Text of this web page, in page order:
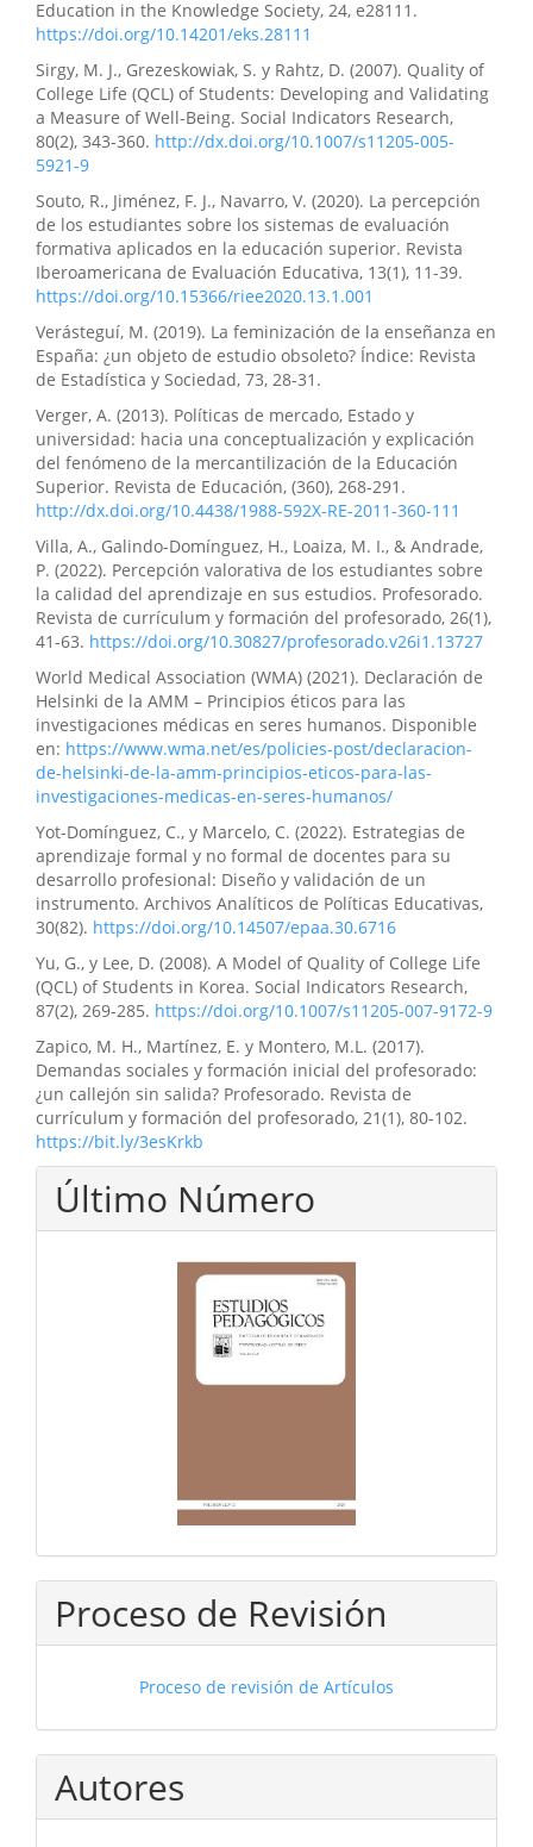
Education in the Knowledge Society, 24, e28111.
https://doi.org/10.14201/eks.28111
Sirgy, M. J., Grezeskowiak, S. y Rahtz, D. (2007). Quality of
College Life (QCL) of Students: Developing and Validating
a Measure of Well-Being. Social Indicators Research,
80(2), 343-360. http://dx.doi.org/10.1007/s11205-005-
5921-9
Souto, R., Jiménez, F. J., Navarro, V. (2020). La percepción
de los estudiantes sobre los sistemas de evaluación
formativa aplicados en la educación superior. Revista
Iberoamericana de Evaluación Educativa, 13(1), 11-39.
https://doi.org/10.15366/riee2020.13.1.001
Verásteguí, M. (2019). La feminización de la enseñanza en
España: ¿un objeto de estudio obsoleto? Índice: Revista
de Estadística y Sociedad, 73, 28-31.
Verger, A. (2013). Políticas de mercado, Estado y
universidad: hacia una conceptualización y explicación
del fenómeno de la mercantilización de la Educación
Superior. Revista de Educación, (360), 268-291.
http://dx.doi.org/10.4438/1988-592X-RE-2011-360-111
Villa, A., Galindo-Domínguez, H., Loaiza, M. I., & Andrade,
P. (2022). Percepción valorativa de los estudiantes sobre
la calidad del aprendizaje en sus estudios. Profesorado.
Revista de currículum y formación del profesorado, 26(1),
41-63. https://doi.org/10.30827/profesorado.v26i1.13727
World Medical Association (WMA) (2021). Declaración de
Helsinki de la AMM – Principios éticos para las
investigaciones médicas en seres humanos. Disponible
en: https://www.wma.net/es/policies-post/declaracion-
de-helsinki-de-la-amm-principios-eticos-para-las-
investigaciones-medicas-en-seres-humanos/
Yot-Domínguez, C., y Marcelo, C. (2022). Estrategias de
aprendizaje formal y no formal de docentes para su
desarrollo profesional: Diseño y validación de un
instrumento. Archivos Analíticos de Políticas Educativas,
30(82). https://doi.org/10.14507/epaa.30.6716
Yu, G., y Lee, D. (2008). A Model of Quality of College Life
(QCL) of Students in Korea. Social Indicators Research,
87(2), 269-285. https://doi.org/10.1007/s11205-007-9172-9
Zapico, M. H., Martínez, E. y Montero, M.L. (2017).
Demandas sociales y formación inicial del profesorado:
¿un callejón sin salida? Profesorado. Revista de
currículum y formación del profesorado, 21(1), 80-102.
https://bit.ly/3esKrkb
Último Número
Proceso de Revisión
Proceso de revisión de Artículos
Autores